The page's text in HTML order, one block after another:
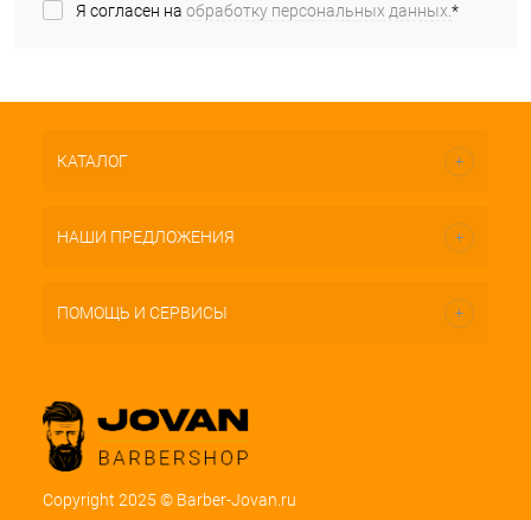
Я согласен на обработку персональных данных.*
КАТАЛОГ
НАШИ ПРЕДЛОЖЕНИЯ
ПОМОЩЬ И СЕРВИСЫ
Copyright 2025 © Barber-Jovan.ru